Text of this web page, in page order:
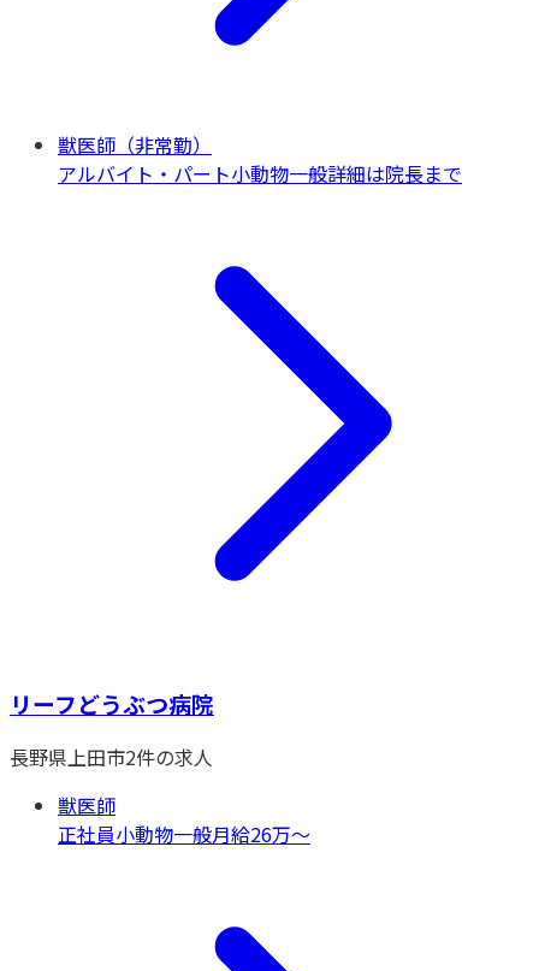
獣医師（非常勤）
アルバイト・パート小動物一般詳細は院長まで
リーフどうぶつ病院
長野県上田市2件の求人
獣医師
正社員小動物一般月給26万〜